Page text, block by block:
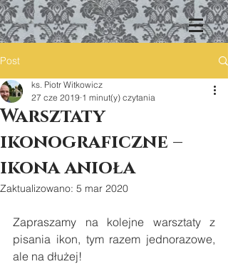
Post
Warsztaty
ikonograficzne –
ikona anioła
ks. Piotr Witkowicz
27 cze 2019 1 minut(y) czytania
Zaktualizowano: 5 mar 2020
Zapraszamy na kolejne warsztaty z
pisania ikon, tym razem jednorazowe,
ale na dłużej!